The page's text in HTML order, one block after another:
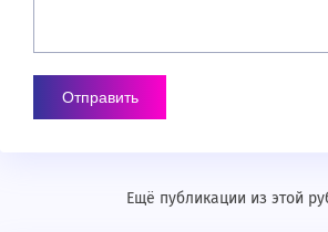
Ещё публикации из этой